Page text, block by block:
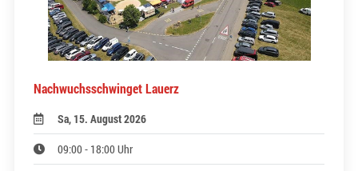
Nachwuchsschwinget Lauerz
Sa, 15. August 2026
09:00 - 18:00 Uhr